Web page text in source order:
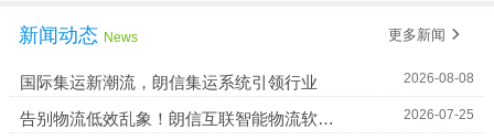
新闻动态 News 更多新闻
国际集运新潮流，朗信集运系统引领行业 2026-08-08
告别物流低效乱象！朗信互联智能物流软件，解锁全球港澳台集运新范式 2026-07-25